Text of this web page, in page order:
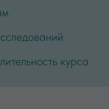
курса